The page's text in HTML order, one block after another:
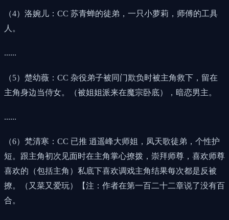
（4）洛婉儿：CC 苏青蝉的徒弟，一只小萝莉，师傅的工具
人。
......
（5）楚幼薇：CC 杂役弟子被同门欺负时被主角救下，留在
主角身边当侍女。（被姐姐派来在魔宗卧底），暗恋男主。
......
（6）梵清寒：CC 已推 逍遥峰大师姐，凤天歌徒弟，个性护
短。跟主角初次见面时在主角掌心撩拨，崇拜师尊，喜欢师尊
喜欢的（包括主角）私底下喜欢调戏主角结果每次都是反被
撩。（又菜又爱玩）【注：作者在第一百二十二章说了没有百
合。